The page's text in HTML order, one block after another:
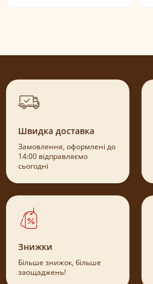
Швидка доставка
Замовлення, оформлені до
14:00 відправляємо
сьогодні
Знижки
Більше знижок, більше
заощаджень!